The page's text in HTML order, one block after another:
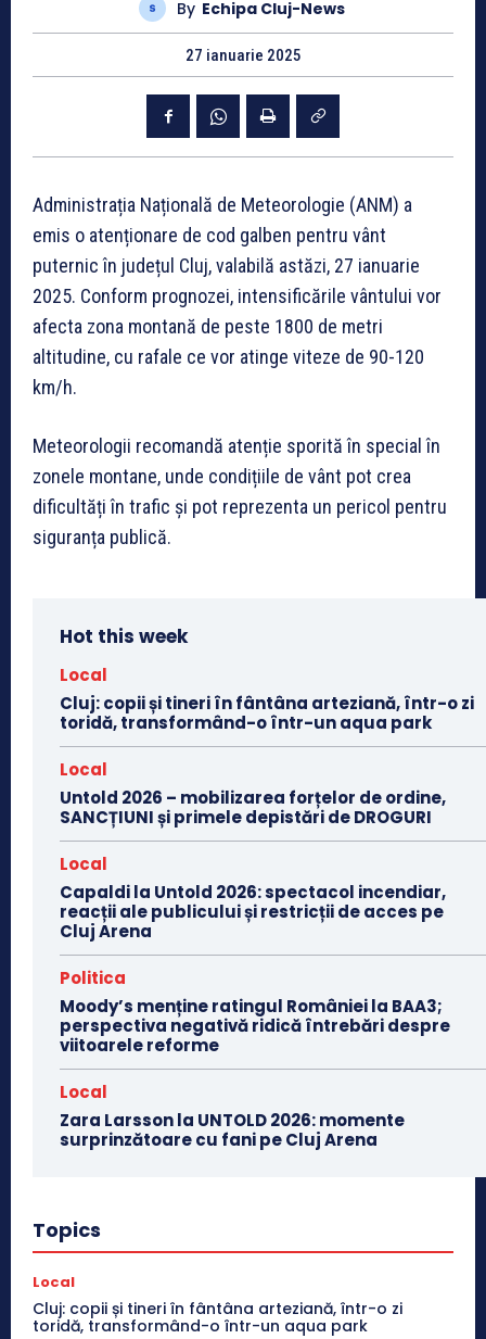
By Echipa Cluj-News
27 ianuarie 2025
Administrația Națională de Meteorologie (ANM) a
emis o atenționare de cod galben pentru vânt
puternic în județul Cluj, valabilă astăzi, 27 ianuarie
2025. Conform prognozei, intensificările vântului vor
afecta zona montană de peste 1800 de metri
altitudine, cu rafale ce vor atinge viteze de 90-120
km/h.
Meteorologii recomandă atenție sporită în special în
zonele montane, unde condițiile de vânt pot crea
dificultăți în trafic și pot reprezenta un pericol pentru
siguranța publică.
Hot this week
Local
Cluj: copii și tineri în fântâna arteziană, într-o zi
toridă, transformând-o într-un aqua park
Local
Untold 2026 – mobilizarea forțelor de ordine,
SANCȚIUNI și primele depistări de DROGURI
Local
Capaldi la Untold 2026: spectacol incendiar,
reacții ale publicului și restricții de acces pe
Cluj Arena
Politica
Moody’s menține ratingul României la BAA3;
perspectiva negativă ridică întrebări despre
viitoarele reforme
Local
Zara Larsson la UNTOLD 2026: momente
surprinzătoare cu fani pe Cluj Arena
Topics
Local
Cluj: copii și tineri în fântâna arteziană, într-o zi
toridă, transformând-o într-un aqua park